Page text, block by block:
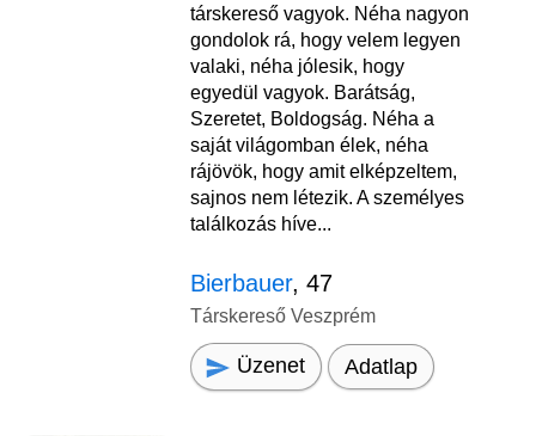
társkereső vagyok. Néha nagyon
gondolok rá, hogy velem legyen
valaki, néha jólesik, hogy
egyedül vagyok. Barátság,
Szeretet, Boldogság. Néha a
saját világomban élek, néha
rájövök, hogy amit elképzeltem,
sajnos nem létezik. A személyes
találkozás híve...
Bierbauer, 47
Társkereső Veszprém
Üzenet Adatlap